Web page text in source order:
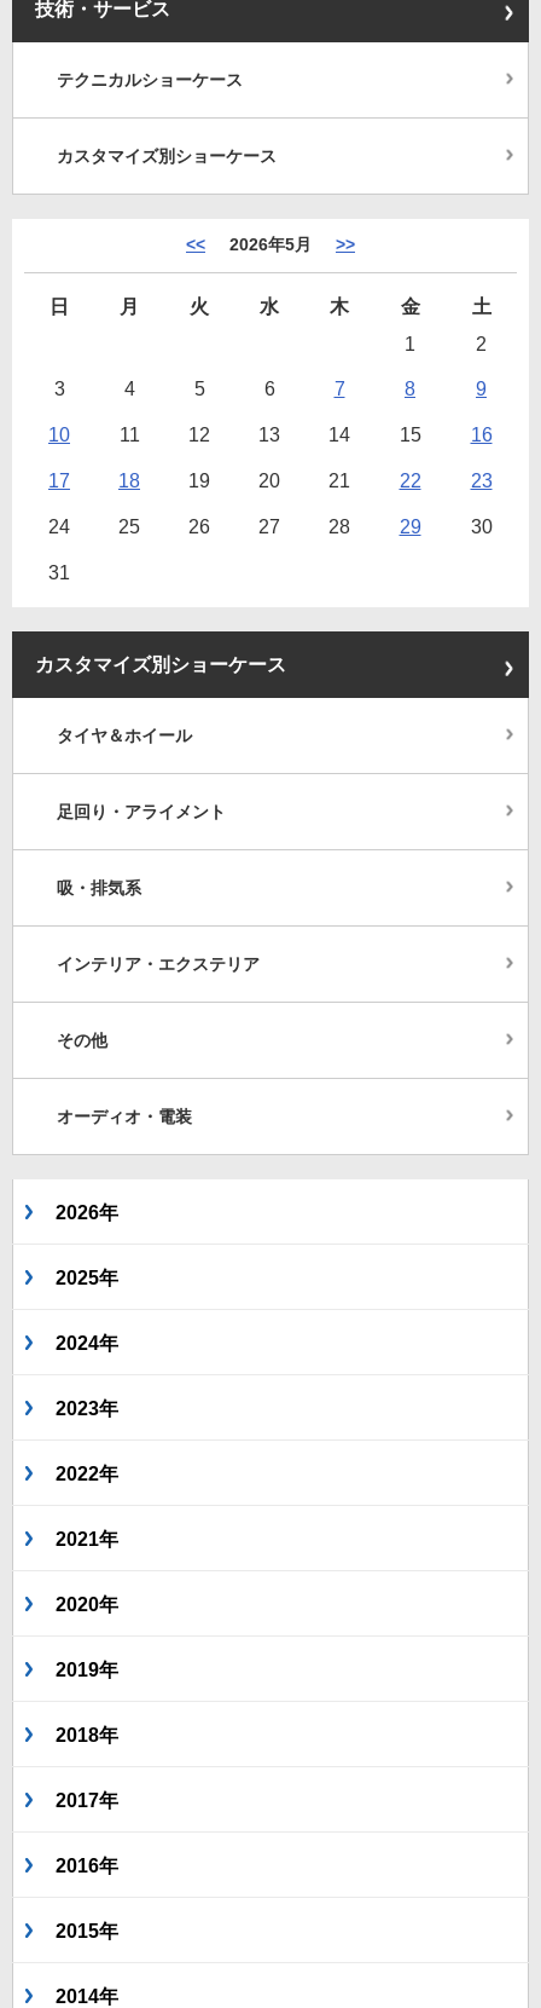
技術・サービス
テクニカルショーケース
カスタマイズ別ショーケース
<< 2026年5月 >>
日 月 火 水 木 金
土
1
2
3 4 5 6 7 8 9
10 11 12 13 14 15 16
17 18 19 20 21 22 23
24 25 26 27 28 29 30
31
カスタマイズ別ショーケース
タイヤ＆ホイール
足回り・アライメント
吸・排気系
インテリア・エクステリア
その他
オーディオ・電装
2026年
2025年
2024年
2023年
2022年
2021年
2020年
2019年
2018年
2017年
2016年
2015年
2014年